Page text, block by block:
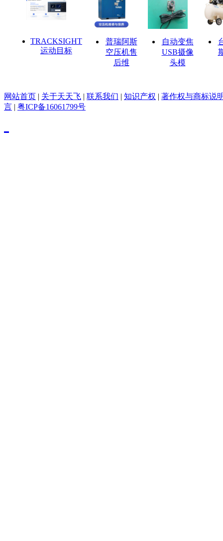
TRACKSIGHT
运动目标
普瑞阿斯
空压机售
后维
自动变焦
USB摄像
头模
网站首页 | 关于天天飞 | 联系我们 | 知识产权 | 著作权与商标说
言 | 粤ICP备16061799号